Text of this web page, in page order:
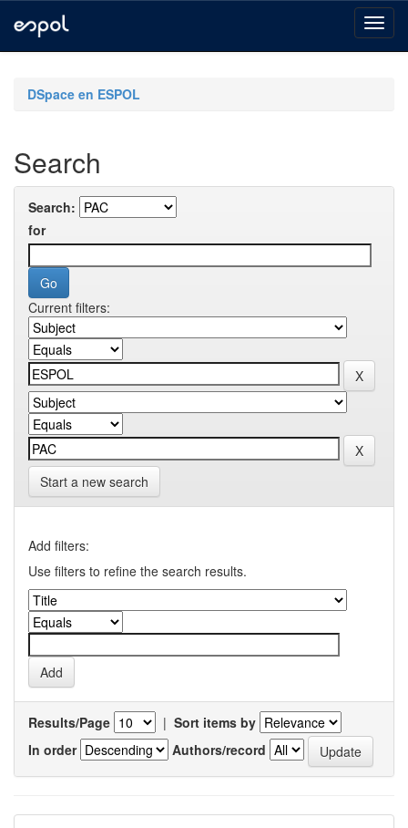
navigationDSpace en ESPOL
Search
Search:
for
Current filters:
Start a new search
Add filters:
Use filters to refine the search results.
Results/Page | Sort items by
In order
Authors/record